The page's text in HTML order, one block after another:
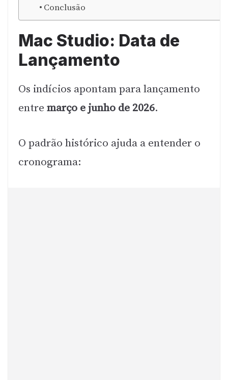
Conclusão
Mac Studio: Data de
Lançamento
Os indícios apontam para lançamento
entre março e junho de 2026.
O padrão histórico ajuda a entender o
cronograma: